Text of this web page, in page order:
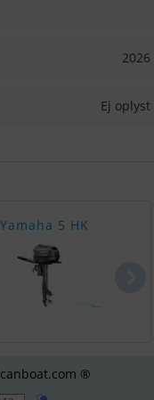
2026
Ej oplyst
Yamaha 5 HK
®